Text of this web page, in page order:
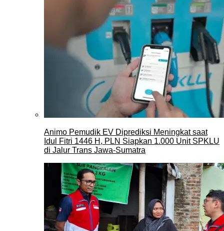
Animo Pemudik EV Diprediksi Meningkat saat
Idul Fitri 1446 H, PLN Siapkan 1.000 Unit SPKLU
di Jalur Trans Jawa-Sumatra